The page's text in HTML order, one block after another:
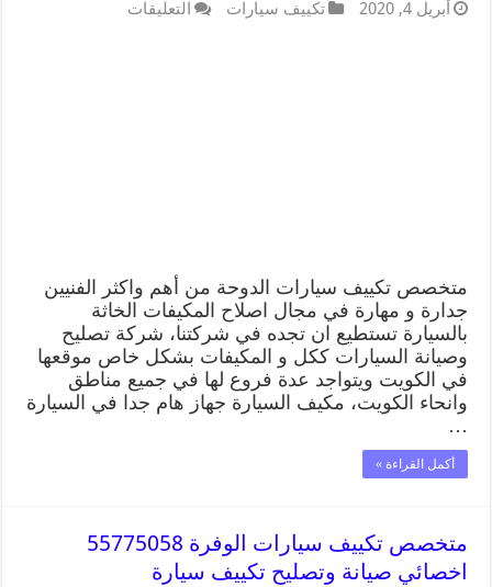
أبريل 4, 2020 تكييف سيارات التعليقات
متخصص تكييف سيارات الدوحة من أهم واكثر الفنيين
جدارة و مهارة في مجال اصلاح المكيفات الخاثة
بالسيارة تستطيع ان تجده في شركتنا، شركة تصليح
وصيانة السيارات ككل و المكيفات بشكل خاص موقعها
في الكويت ويتواجد عدة فروع لها في جميع مناطق
وانحاء الكويت، مكيف السيارة جهاز هام جدا في السيارة
…
أكمل القراءة »
متخصص تكييف سيارات الوفرة 55775058
اخصائي صيانة وتصليح تكييف سيارة